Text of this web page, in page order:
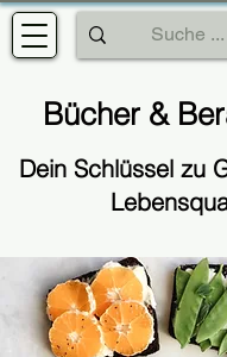
Bücher &
Dein Schlüssel zu